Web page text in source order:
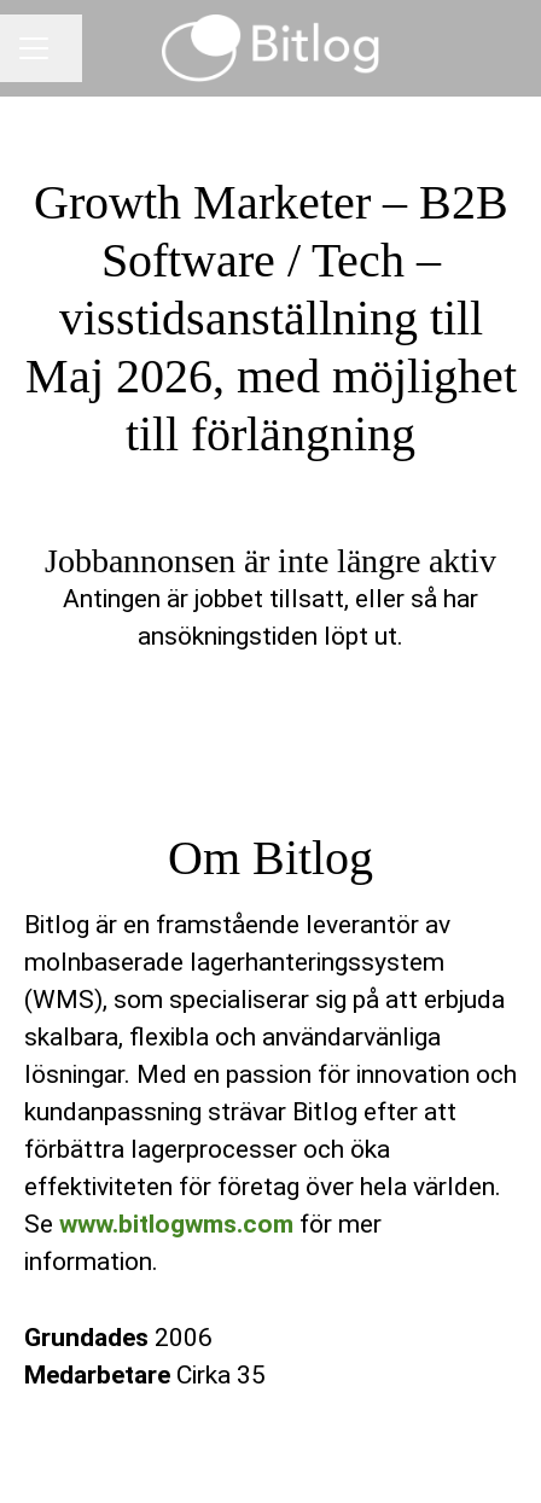
Growth Marketer – B2B
Software / Tech –
visstidsanställning till
Maj 2026, med möjlighet
till förlängning
Jobbannonsen är inte längre aktiv
Antingen är jobbet tillsatt, eller så har
ansökningstiden löpt ut.
Om Bitlog
Bitlog är en framstående leverantör av
molnbaserade lagerhanteringssystem
(WMS), som specialiserar sig på att erbjuda
skalbara, flexibla och användarvänliga
lösningar. Med en passion för innovation och
kundanpassning strävar Bitlog efter att
förbättra lagerprocesser och öka
effektiviteten för företag över hela världen.
Se www.bitlogwms.com för mer
information.
Grundades 2006
Medarbetare Cirka 35